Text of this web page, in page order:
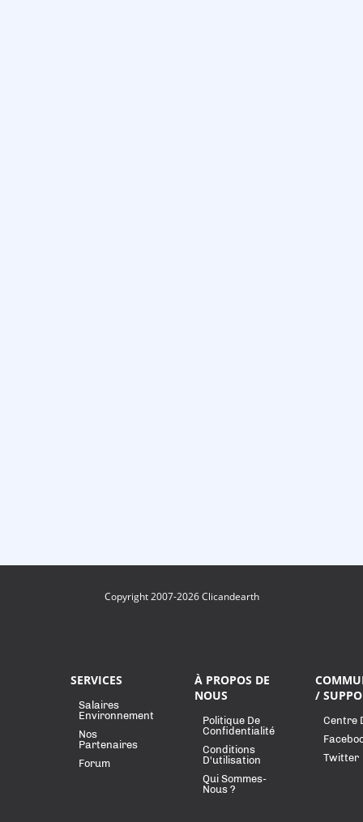
Copyright 2007-2026 Clicandearth
SERVICES
Salaires
Environnement
Nos
Partenaires
Forum
À PROPOS DE
NOUS
Politique De
Confidentialité
Conditions
D'utilisation
Qui Sommes-
Nous ?
/
Centre
Twitter